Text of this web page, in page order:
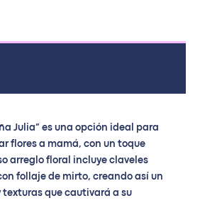
Julia” es una opción ideal para
flores a mamá, con un toque
arreglo floral incluye claveles
follaje de mirto, creando así un
texturas que cautivará a su